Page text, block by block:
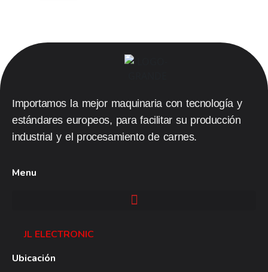
Importamos la mejor maquinaria con tecnología y
estándares europeos, para facilitar su producción
industrial y el procesamiento de carnes.
Menu
JL ELECTRONIC
Ubicación